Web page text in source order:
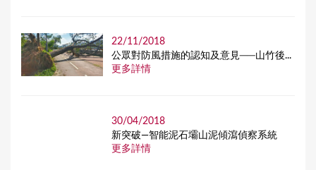
22/11/2018
公眾對防風措施的認知及意見──山竹後...
更多詳情
30/04/2018
新突破—智能泥石壩山泥傾瀉偵察系統
更多詳情